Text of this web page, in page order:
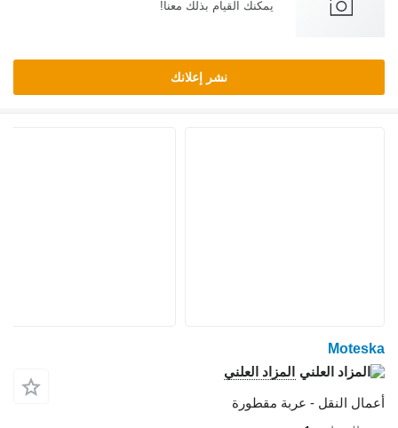
يمكنك القيام بذلك معنا!
نشر إعلانك
Moteska
المزاد العلني
أعمال النقل - عربة مقطورة